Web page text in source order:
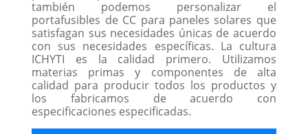
también podemos personalizar el
portafusibles de CC para paneles solares que
satisfagan sus necesidades únicas de acuerdo
con sus necesidades específicas. La cultura
ICHYTI es la calidad primero. Utilizamos
materias primas y componentes de alta
calidad para producir todos los productos y
los fabricamos de acuerdo con
especificaciones especificadas.